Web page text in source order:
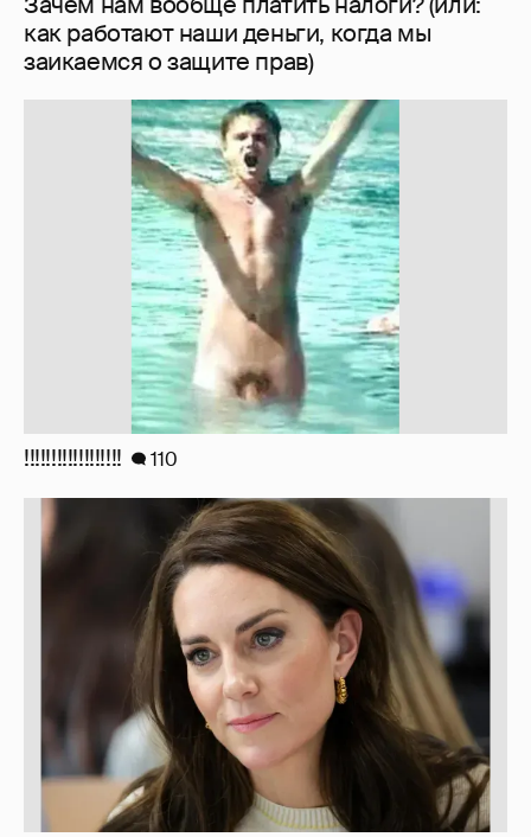
110
Марк Рош: "Кэтрин, принцесса Уэльская,
перенесла удаление матки и лечится от
рака толстого кишечника."
30